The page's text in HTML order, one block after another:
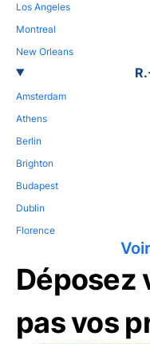
Los Angeles
Montreal
New Orleans
Amsterdam
Athens
Berlin
Brighton
Budapest
Dublin
Florence
Déposez
pas vos